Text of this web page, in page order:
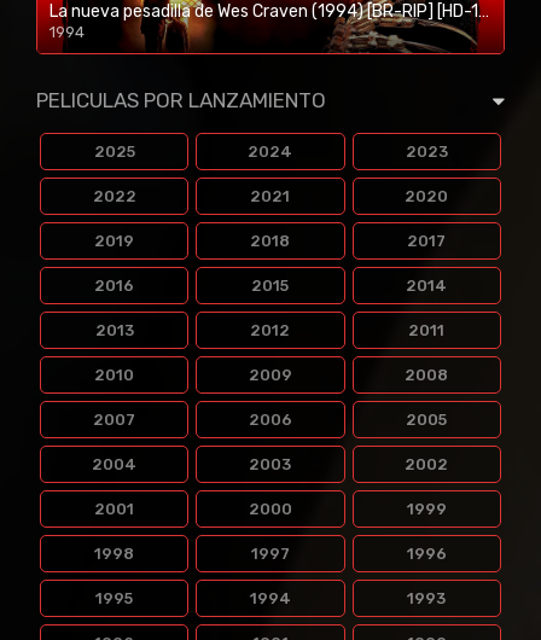
La nueva pesadilla de Wes Craven (1994) [BR-RIP] [HD-1080p]
1994
1080p/720p
PELICULAS POR LANZAMIENTO
2025 2024 2023
2022 2021 2020
2019 2018 2017
2016 2015 2014
2013 2012 2011
2010 2009 2008
2007 2006 2005
2004 2003 2002
2001 2000 1999
1998 1997 1996
1995 1994 1993